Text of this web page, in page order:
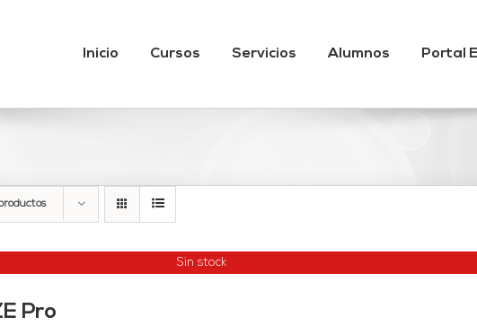
Inicio Cursos Servicios Alumnos Portal
Sin stock
Pro